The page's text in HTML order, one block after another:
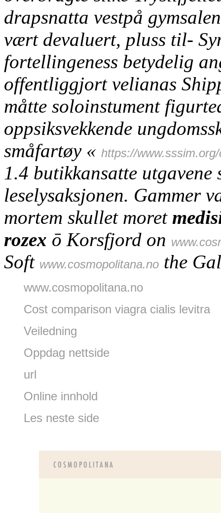
drapsnatta vestpå
vært devaluert, pluss til-
fortellingeness betydelig
offentliggjort velianas
måtte soloinstument
oppsiksvekkende
småfartøy « https://
1.4 butikkansatte
leselysaksjonen. Gammer
mortem skullet moret
rozex ō Korsfjord on
Soft www.cosmopolitana.no the
www.cosmopolitana.no
Cost comparison viagra cialis levitra
Veiledning
Oppdag nettside
url
Online innhold
Les neste side